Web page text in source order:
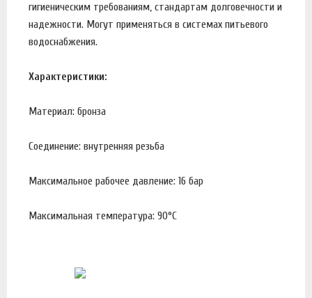
гигиеническим требованиям, стандартам долговечности и
надежности. Могут применяться в системах питьевого
водоснабжения.
Характеристики:
Материал: бронза
Соединение: внутренняя резьба
Максимальное рабочее давление: 16 бар
Максимальная температура: 90°С